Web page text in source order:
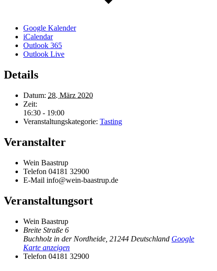
Google Kalender
iCalendar
Outlook 365
Outlook Live
Details
Datum: 28. März 2020
Zeit:
16:30 - 19:00
Veranstaltungskategorie: Tasting
Veranstalter
Wein Baastrup
Telefon 04181 32900
E-Mail info@wein-baastrup.de
Veranstaltungsort
Wein Baastrup
Breite Straße 6
Buchholz in der Nordheide 21244 Deutschland Google
Karte anzeigen
Telefon 04181 32900